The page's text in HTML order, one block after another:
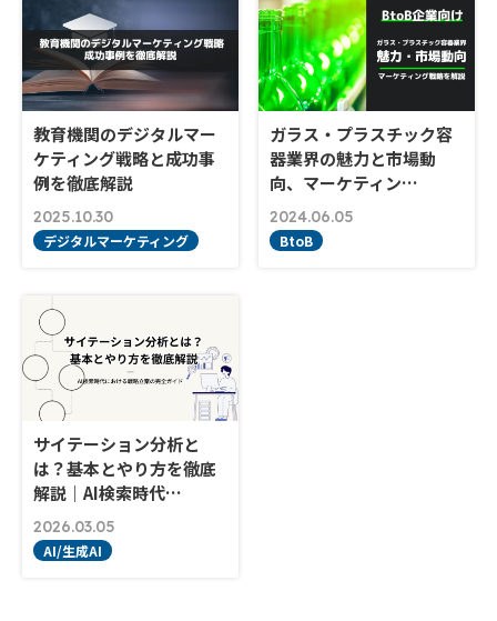
教育機関のデジタルマー
ケティング戦略と成功事
例を徹底解説
2025.10.30
デジタルマーケティング
ガラス・プラスチック容
器業界の魅力と市場動
向、マーケティン…
2024.06.05
BtoB
サイテーション分析と
は？基本とやり方を徹底
解説｜AI検索時代…
2026.03.05
AI/生成AI